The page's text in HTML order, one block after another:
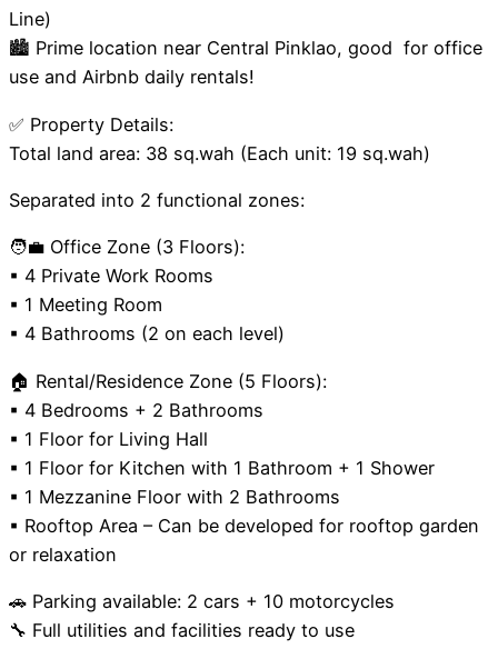
Line)
🏙 Prime location near Central Pinklao, good for office
use and Airbnb daily rentals!
✅ Property Details:
Total land area: 38 sq.wah (Each unit: 19 sq.wah)
Separated into 2 functional zones:
🧑‍💼 Office Zone (3 Floors):
▪ 4 Private Work Rooms
▪ 1 Meeting Room
▪ 4 Bathrooms (2 on each level)
🏠 Rental/Residence Zone (5 Floors):
▪ 4 Bedrooms + 2 Bathrooms
▪ 1 Floor for Living Hall
▪ 1 Floor for Kitchen with 1 Bathroom + 1 Shower
▪ 1 Mezzanine Floor with 2 Bathrooms
▪ Rooftop Area – Can be developed for rooftop garden
or relaxation
🚗 Parking available: 2 cars + 10 motorcycles
🔧 Full utilities and facilities ready to use